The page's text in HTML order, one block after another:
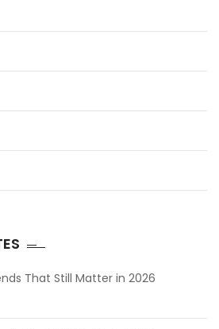
That Still Matter in 2026